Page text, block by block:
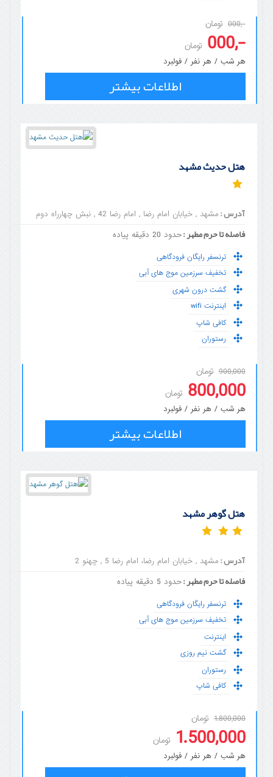
-,000 تومان
-,000 تومان
هر شب / هر نفر / فولبرد
اطلاعات بیشتر
هتل حدیث مشهد
آدرس : مشهد , خیابان امام رضا , امام رضا 42 , نبش چهارراه دوم
فاصله تا حرم مطهر :حدود 20 دقیقه پیاده
ترنسفر رایگان فرودگاهی
تخفیف سرزمین موج های آبی
گشت درون شهری
اینترنت wifi
کافی شاپ
رستوران
900,000 تومان
800,000 تومان
هر شب / هر نفر / فولبرد
اطلاعات بیشتر
هتل گوهر مشهد
آدرس : مشهد , خیابان امام رضا، امام رضا 5 , چهنو 2
فاصله تا حرم مطهر :حدود 5 دقیقه پیاده
ترنسفر رایگان فرودگاهی
تخفیف سرزمین موج های آبی
اینترنت
گشت نیم روزی
رستوران
کافی شاپ
1.800,000 تومان
1.500,000 تومان
هر شب / هر نفر / فولبرد